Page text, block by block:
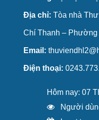
Địa chỉ: Tòa nhà
Chí Thanh – Phường
Email:
Điện thoại:
Hôm nay: 07
Người